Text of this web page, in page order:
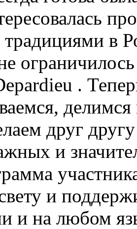
в
.
друг
и
и
и на любом